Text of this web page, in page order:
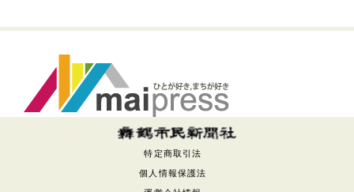
特定商取引法
個人情報保護法